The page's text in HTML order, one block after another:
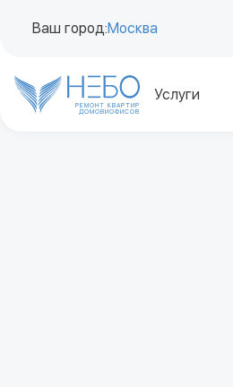
Ваш город:Москва
РЕМОНТ КВАРТИР
ДОМОВИОФИСОВ
Услуги